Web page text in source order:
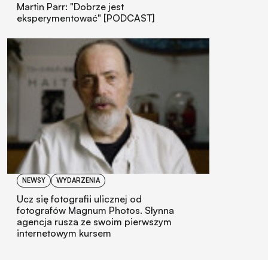
Martin Parr: "Dobrze jest
eksperymentować" [PODCAST]
NEWSY WYDARZENIA
Ucz się fotografii ulicznej od
fotografów Magnum Photos. Słynna
agencja rusza ze swoim pierwszym
internetowym kursem